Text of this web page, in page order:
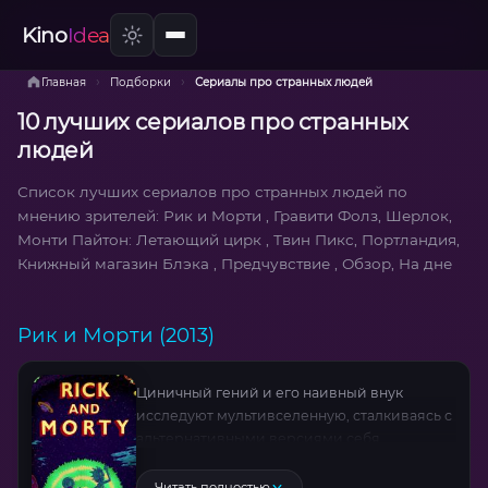
KinoIdea
Главная › Подборки › Сериалы про странных людей
10 лучших сериалов про странных
людей
Список лучших сериалов про странных людей по
мнению зрителей: Рик и Морти , Гравити Фолз, Шерлок,
Монти Пайтон: Летающий цирк , Твин Пикс, Портландия,
Книжный магазин Блэка , Предчувствие , Обзор, На дне
Рик и Морти (2013)
Циничный гений и его наивный внук
исследуют мультивселенную, сталкиваясь с
последствиями собственных авантюр.